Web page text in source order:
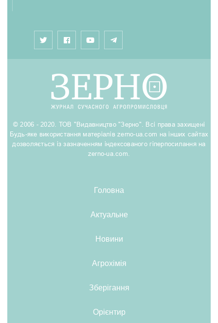
© 2006 - 2020. ТОВ "Видавництво "Зерно". Всі права захищені
Будь-яке використання матеріалів zerno-ua.com на інших сайтах
дозволяється із зазначенням індексованого гіперпосилання на
zerno-ua.com.
Головна
Актуальне
Новини
Агрохімія
Зберігання
Орієнтир